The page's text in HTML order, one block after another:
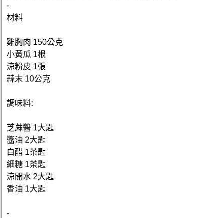
-
材料
雞胸肉 150公克
小黃瓜 1根
涼粉皮 1張
蒜末 10公克
調味料:
芝蔴醬 1大匙
醬油 2大匙
白醋 1茶匙
細糖 1茶匙
涼開水 2大匙
香油 1大匙
-